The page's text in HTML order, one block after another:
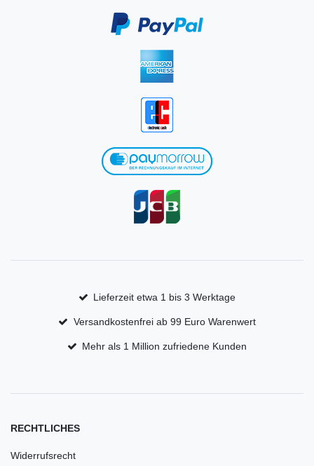
Lieferzeit etwa 1 bis 3 Werktage
Versandkostenfrei ab 99 Euro Warenwert
Mehr als 1 Million zufriedene Kunden
RECHTLICHES
Widerrufsrecht